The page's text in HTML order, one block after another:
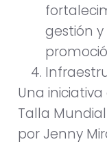
gestión
Una
Talla
por Jenny